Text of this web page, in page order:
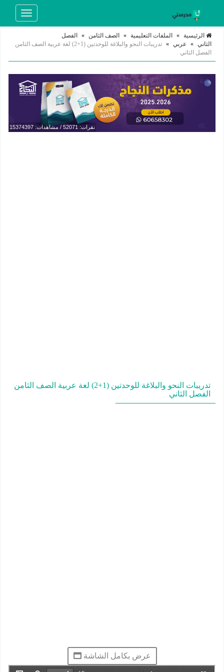
Toggle
الرئيسية » الملفات التعليمية » الصف الثامن »
الفصل
الثاني » عربي »
تدريبات النحو والبلاغة للوحدتين (1+2) لغة عربية الصف الثامن
الفصل الثاني
نقرات: 52071 / مشاهدات: 15374397
تدريبات النحو والبلاغة للوحدتين (1+2) لغة عربية الصف الثامن
الفصل الثاني
عرض بكامل الشاشة